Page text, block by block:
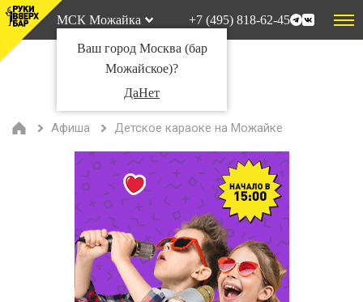
МСК Можайка
Ваш город Москва (бар
Можайское)?
ДаНет
+7 (495) 818-62-45
Афиша Детское караоке на Можайке